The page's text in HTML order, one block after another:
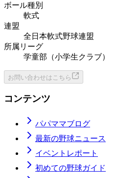
ボール種別
軟式
連盟
全日本軟式野球連盟
所属リーグ
学童部（小学生クラブ）
お問い合わせはこちら
コンテンツ
パパママブログ
最新の野球ニュース
イベントレポート
初めての野球ガイド